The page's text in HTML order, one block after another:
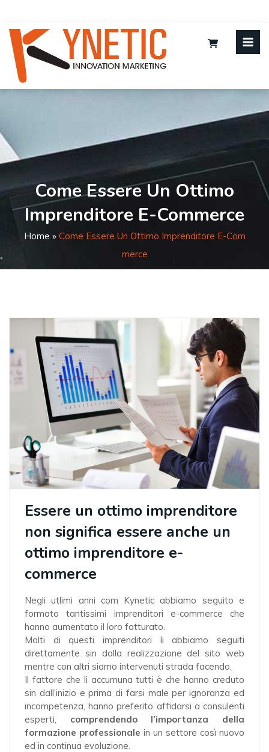
Come Essere Un Ottimo
Imprenditore E-Commerce
Home » Come Essere Un Ottimo Imprenditore E-Com
Merce
Essere un ottimo imprenditore
non significa essere anche un
ottimo imprenditore e-
commerce
Negli utlimi anni com Kynetic abbiamo seguito e
formato tantissimi imprenditori e-commerce che
hanno aumentato il loro fatturato.
Molti di questi imprenditori li abbiamo seguiti
direttamente sin dalla realizzazione del sito web
mentre con altri siamo intervenuti strada facendo.
Il fattore che li accumuna tutti è che hanno creduto
sin dall’inizio e prima di farsi male per ignoranza ed
incompetenza, hanno preferito affidarsi a consulenti
esperti, comprendendo l’importanza della
formazione professionale in un settore così nuovo
ed in continua evoluzione.